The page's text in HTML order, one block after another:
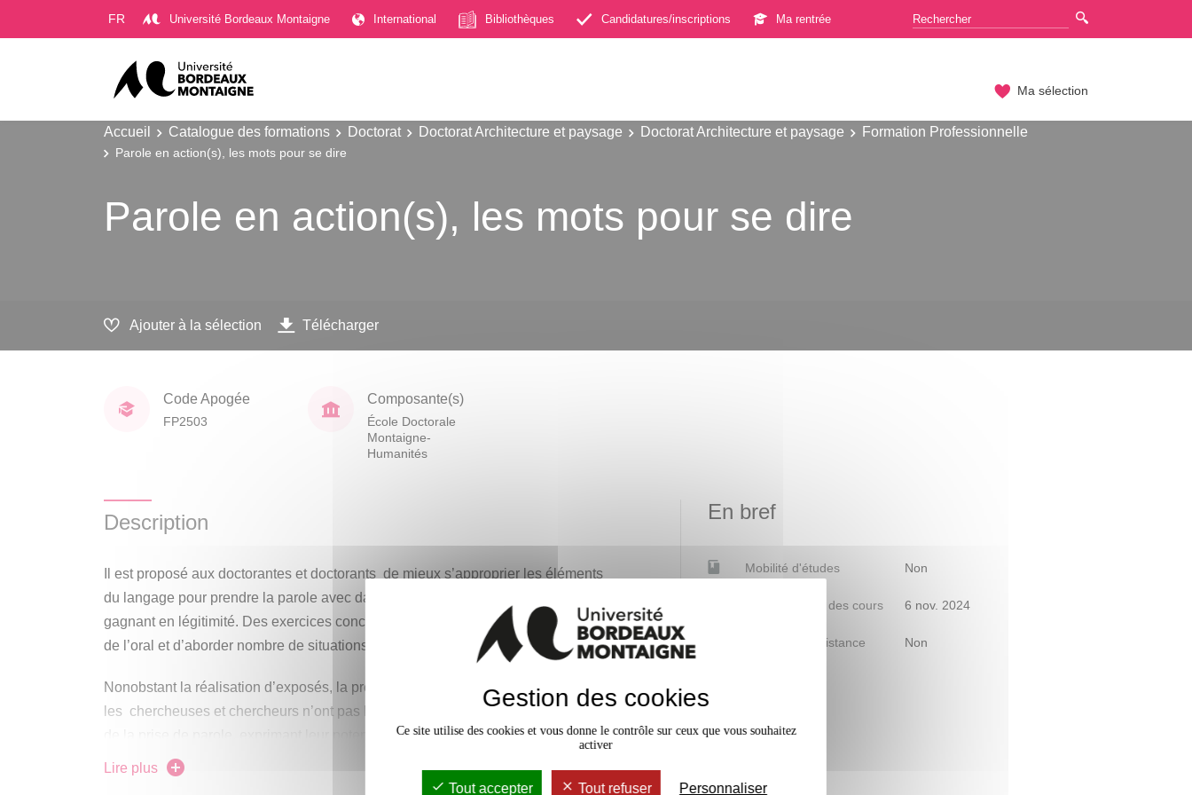
FR Université Bordeaux Montaigne International Bibliothèques Candidatures/inscriptions Ma rentrée
Ma sélection
Accueil Catalogue des formations Doctorat Doctorat Architecture et paysage Doctorat Architecture et paysage Formation Professionnelle
Parole en action(s), les mots pour se dire
Parole en action(s), les mots pour se dire
Ajouter à la sélection Télécharger
Code Apogée
FP2503
Composante(s)
École Doctorale
Montaigne-
Humanités
Description
Il est proposé aux doctorantes et doctorants de mieux s’approprier les éléments
du langage pour prendre la parole avec davantage de confiance en soi, tout en
gagnant en légitimité. Des exercices concrets permettent d’écrire à destination
de l’oral et d’aborder nombre de situations liées à la prise de parole.
Nonobstant la réalisation d’exposés, la présentation de travaux universitaires,
les chercheuses et chercheurs n’ont pas l’habitude d’un usage libre et légitime
Aux côtés de la comédienne Cécile Delacherie, les participantes et participants
Lire plus
En bref
Mobilité d'études Non
Date de début des cours 6 nov. 2024
Accessible à distance Non
Gestion des cookies
Ce site utilise des cookies et vous donne le contrôle sur ceux que vous souhaitez
activer
Tout accepter Tout refuser Personnaliser